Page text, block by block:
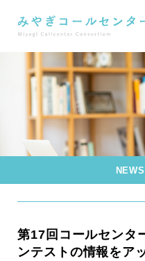
NEWS
第17回コールセンタ
ンテストの情報をア